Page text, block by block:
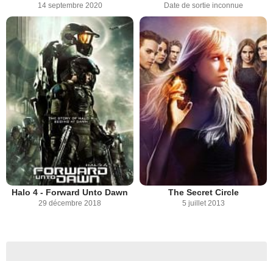
14 septembre 2020 Date de sortie inconnue
Halo 4 - Forward Unto Dawn
29 décembre 2018
The Secret Circle
5 juillet 2013